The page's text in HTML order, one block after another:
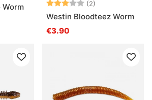
Worm
Arvio: (2)
Westin Bloodteez Worm
€3.90